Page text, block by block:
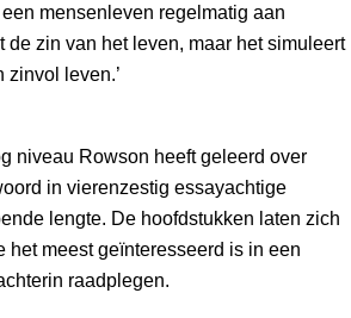
mensenleven regelmatig aan
de zin van het leven, maar het simuleert
leven.’
niveau Rowson heeft geleerd over
in vierenzestig essayachtige
lengte. De hoofdstukken laten zich
meest geïnteresseerd is in een
raadplegen.